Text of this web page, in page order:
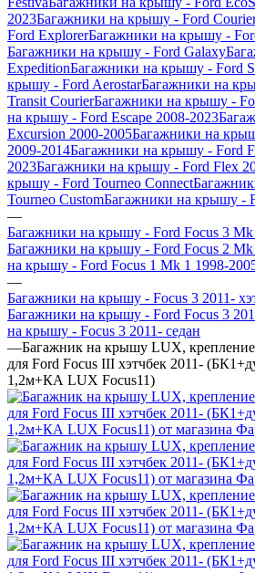
2023Багажники на крышу - Ford
Ford ExplorerБагажники на крышу -
Багажники на крышу - Ford Galaxy
ExpeditionБагажники на крышу - Ford
крышу - Ford AerostarБагажники на
Transit CourierБагажники на крышу -
на крышу - Ford Escape 2008-2023
Excursion 2000-2005Багажники на
2009-2014Багажники на крышу - Ford
2023Багажники на крышу - Ford Flex
крышу - Ford Tourneo Connect
Tourneo CustomБагажники на крышу -
—
Багажники на крышу - Ford Focus 3 Mk
Багажники на крышу - Ford Focus 2 Mk
на крышу - Ford Focus 1 Mk 1 1998-
—
Багажники на крышу - Focus 3 2011-
Багажники на крышу - Ford Focus 3
на крышу - Focus 3 2011- седан
—Багажник на крышу LUX,
для Ford Focus III хэтчбек 2011-
1,2м+КА LUX Focus11)